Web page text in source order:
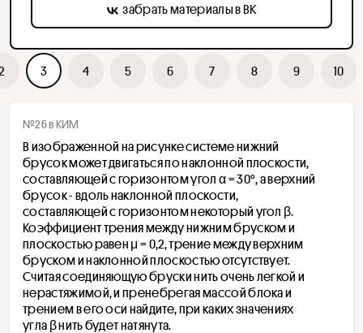
3 4 5 6 7 8 9 10
№26 в КИМ
В изображенной на рисунке системе нижний
брусок может двигаться по наклонной плоскости,
составляющей с горизонтом угол α = 30°, а верхний
брусок - вдоль наклонной плоскости,
составляющей с горизонтом некоторый угол β.
Коэффициент трения между нижним бруском и
плоскостью равен μ = 0,2, трение между верхним
бруском и наклонной плоскостью отсутствует.
Считая соединяющую бруски нить очень легкой и
нерастяжимой, и пренебрегая массой блока и
трением в его оси найдите, при каких значениях
угла β нить будет натянута.
забрать материалы в ВК